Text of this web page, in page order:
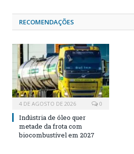
RECOMENDAÇÕES
4 DE AGOSTO DE 2026 0
Indústria de óleo quer
metade da frota com
biocombustível em 2027